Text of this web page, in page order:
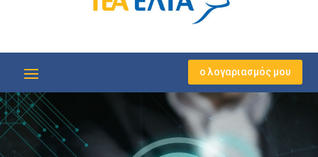
ο λογαριασμός μου